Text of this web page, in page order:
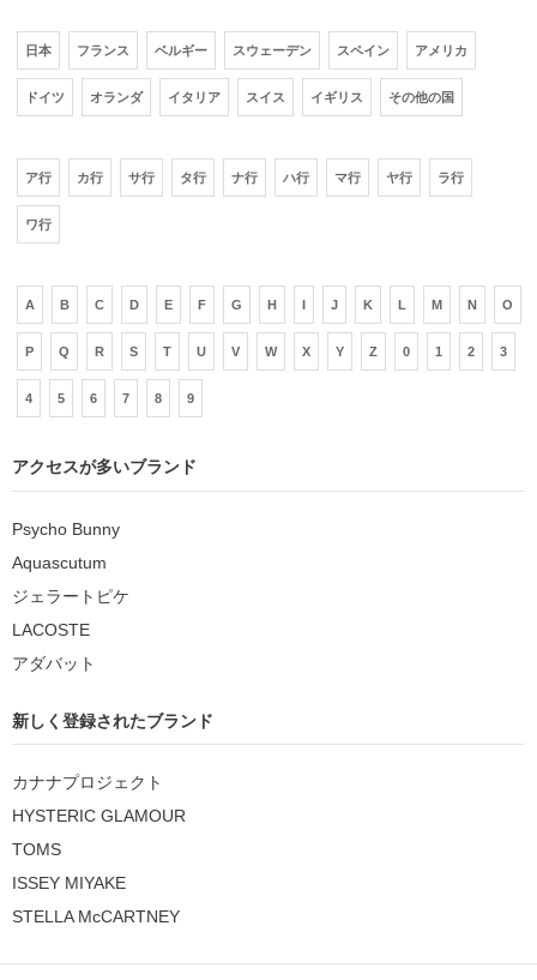
日本 フランス ベルギー スウェーデン スペイン アメリカ
ドイツ オランダ イタリア スイス イギリス その他の国
ア行 カ行 サ行 タ行 ナ行 ハ行 マ行 ヤ行 ラ行
ワ行
A B C D E F G H J K L M N O
P Q R S T U V W X Y Z 0 1 2 3
4 5 6 7 8 9
アクセスが多いブランド
Psycho Bunny
Aquascutum
ジェラートピケ
LACOSTE
アダバット
新しく登録されたブランド
カナナプロジェクト
HYSTERIC GLAMOUR
TOMS
ISSEY MIYAKE
STELLA McCARTNEY